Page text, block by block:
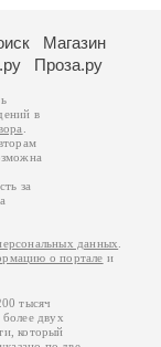
Магазин
Проза.ру
в
за
данных
о портале и
тысяч
двух
который